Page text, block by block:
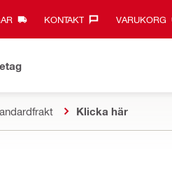
KONTAKT‎ VARUKORG
Klicka här